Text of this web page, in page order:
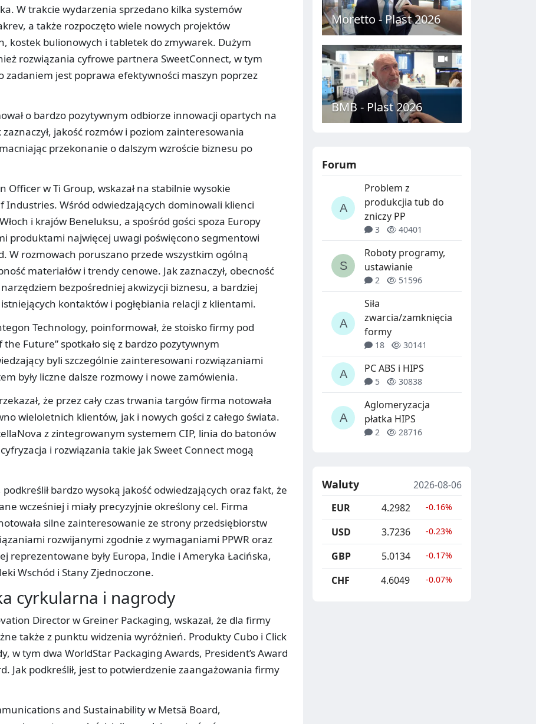
W trakcie wydarzenia sprzedano kilka systemów
a także rozpoczęto wiele nowych projektów
kostek bulionowych i tabletek do zmywarek. Dużym
rozwiązania cyfrowe partnera SweetConnect, w tym
zadaniem jest poprawa efektywności maszyn poprzez
o bardzo pozytywnym odbiorze innowacji opartych na
jakość rozmów i poziom zainteresowania
przekonanie o dalszym wzroście biznesu po
Officer w Ti Group, wskazał na stabilnie wysokie
Industries. Wśród odwiedzających dominowali klienci
i krajów Beneluksu, a spośród gości spoza Europy
produktami najwięcej uwagi poświęcono segmentowi
W rozmowach poruszano przede wszystkim ogólną
materiałów i trendy cenowe. Jak zaznaczył, obecność
bezpośredniej akwizycji biznesu, a bardziej
kontaktów i pogłębiania relacji z klientami.
Technology, poinformował, że stoisko firmy pod
Future” spotkało się z bardzo pozytywnym
byli szczególnie zainteresowani rozwiązaniami
były liczne dalsze rozmowy i nowe zamówienia.
że przez cały czas trwania targów firma notowała
wieloletnich klientów, jak i nowych gości z całego świata.
z zintegrowanym systemem CIP, linia do batonów
i rozwiązania takie jak Sweet Connect mogą
bardzo wysoką jakość odwiedzających oraz fakt, że
wcześniej i miały precyzyjnie określony cel. Firma
silne zainteresowanie ze strony przedsiębiorstw
rozwijanymi zgodnie z wymaganiami PPWR oraz
reprezentowane były Europa, Indie i Ameryka Łacińska,
Wschód i Stany Zjednoczone.
cyrkularna i nagrody
Director w Greiner Packaging, wskazał, że dla firmy
także z punktu widzenia wyróżnień. Produkty Cubo i Click
w tym dwa WorldStar Packaging Awards, President’s Award
Jak podkreślił, jest to potwierdzenie zaangażowania firmy
and Sustainability w Metsä Board,
Moretto - Plast 2026
BMB - Plast 2026
Forum
Problem z
produkcjia tub do
zniczy PP
3 40401
Roboty programy,
ustawianie
2 51596
Siła
zwarcia/zamknięcia
formy
18 30141
PC ABS i HIPS
5 30838
Aglomeryzacja
płatka HIPS
2 28716
Waluty
2026-08-06
EUR
4.2982 -0.16%
USD 3.7236 -0.23%
GBP 5.0134 -0.17%
CHF 4.6049 -0.07%